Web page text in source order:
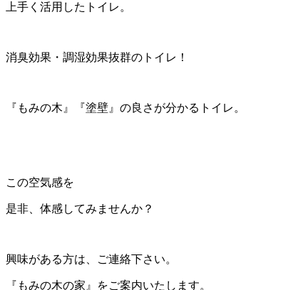
上手く活用したトイレ。
消臭効果・調湿効果抜群のトイレ！
『もみの木』『塗壁』の良さが分かるトイレ。
この空気感を
是非、体感してみませんか？
興味がある方は、ご連絡下さい。
『もみの木の家』をご案内いたします。